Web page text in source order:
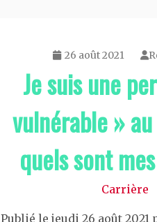
26 août 2021
Je suis une
vulnérable »
quels sont
Carrière
Publié le jeudi 26 août 2021